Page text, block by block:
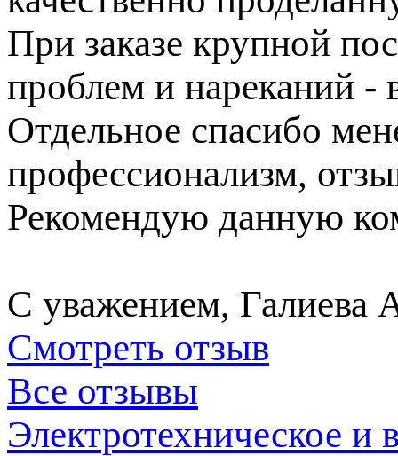
При заказе крупной
проблем и нареканий -
Отдельное спасибо
профессионализм,
Рекомендую данную
С уважением, Галиева
Смотреть отзыв
Все отзывы
Электротехническое и